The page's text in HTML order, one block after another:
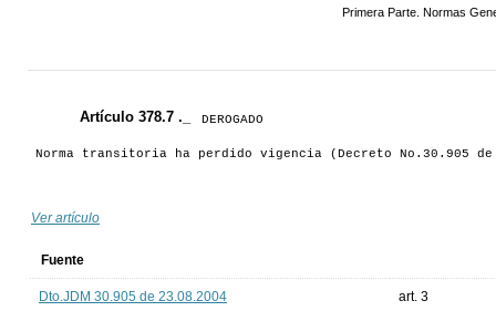
Primera Parte. Normas
Artículo 378.7 ._ DEROGADO
Norma transitoria ha perdido vigencia (Decreto No.30.905
Ver artículo
Fuente
Dto.JDM 30.905 de 23.08.2004 art. 3